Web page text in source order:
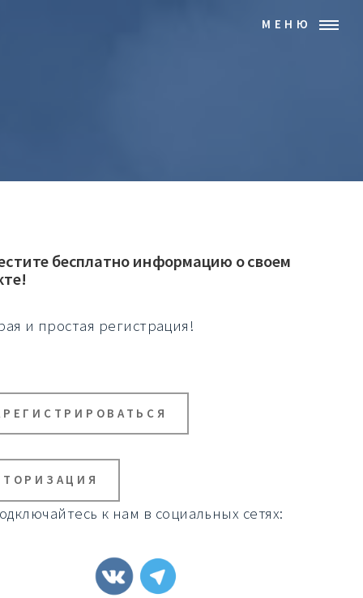
МЕНЮ
бесплатно информацию о своем
и простая регистрация!
к нам в социальных сетях: